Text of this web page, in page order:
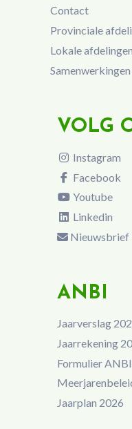
Contact
Provinciale
Lokale afdelingen
Samenwerkingen
VOLG
Instagram
Facebook
Youtube
Linkedin
Nieuwsbrief
ANBI
Jaarverslag
Jaarrekening
Formulier ANBI
Jaarplan 2026